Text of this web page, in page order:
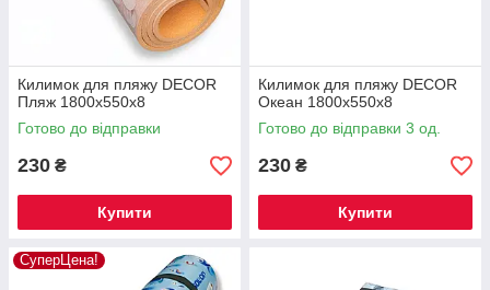
Килимок для пляжу DECOR
Пляж 1800х550х8
Готово до відправки
230 ₴
Купити
Килимок для пляжу DECOR
Океан 1800х550х8
Готово до відправки 3 од.
230 ₴
Купити
СуперЦена!